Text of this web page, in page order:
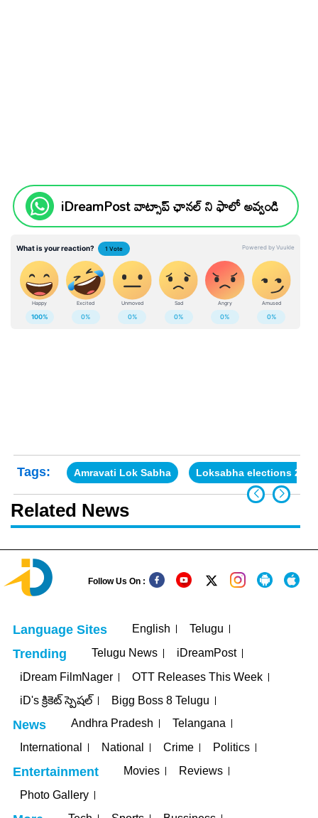
iDreamPost వాట్సాప్ ఛానల్ ని ఫాలో అవ్వండి
Tags: Amravati Lok Sabha Loksabha elections 2024
Related News
Follow Us On :
Language Sites English Telugu
Trending Telugu News
iDreamPost
iDream FilmNager
OTT Releases This Week
iD's క్రికెట్ స్పెషల్
Bigg Boss 8 Telugu
News Andhra Pradesh
Telangana
International
National Crime Politics
Entertainment Movies
Reviews
Photo Gallery